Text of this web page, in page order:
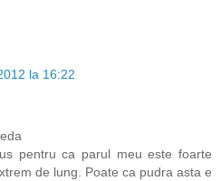
la 16:22
pentru ca parul meu este foarte
de lung. Poate ca pudra asta e